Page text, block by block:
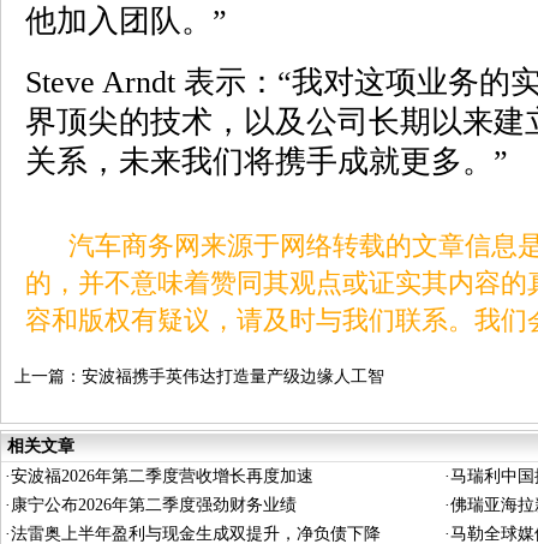
他加入团队。”
Steve Arndt 表示：“我对这项业务的
界顶尖的技术，以及公司长期以来
关系，未来我们将携手成就更多。”
汽车商务网来源于网络转载的文章信息
的，并不意味着赞同其观点或证实其内容
容和版权有疑议，请及时与我们联系。我
上一篇： 安波福携手英伟达打造量产级边缘人工智
相关文章
·安波福2026年第二季度营收增长再度加速 ·马瑞利中
· 康宁公布2026年第二季度强劲财务业绩 ·佛瑞亚海
·法雷奥上半年盈利与现金生成双提升，净负债下降 ·马勒全球